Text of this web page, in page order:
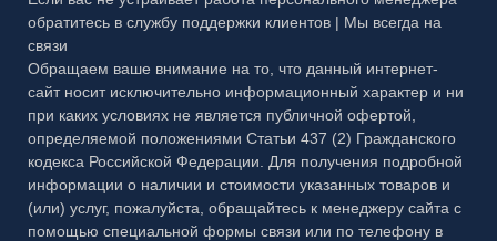
МЕТАЛЛ
Публичная оферта
обратитесь в службу поддержки клиентов | Мы всегда на
связи
Обращаем ваше внимание на то, что данный интернет-
сайт носит исключительно информационный характер и ни
при каких условиях не является публичной офертой,
определяемой положениями Статьи 437 (2) Гражданского
кодекса Российской Федерации. Для получения подробной
информации о наличии и стоимости указанных товаров и
(или) услуг, пожалуйста, обращайтесь к менеджеру сайта с
помощью специальной формы связи или по телефону в